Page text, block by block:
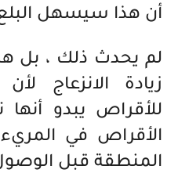
أن هذا سيسهل
لم يحدث ذلك ، بل
زيادة الانزعاج
للأقراص يبدو
الأقراص في
المنطقة قبل